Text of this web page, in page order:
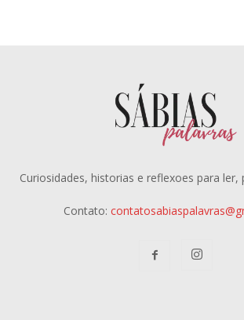
Curiosidades, historias e reflexoes para ler,
Contato: